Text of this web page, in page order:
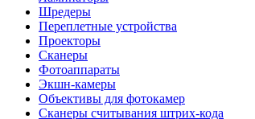
Шредеры
Переплетные устройства
Проекторы
Сканеры
Фотоаппараты
Экшн-камеры
Объективы для фотокамер
Сканеры считывания штрих-кода